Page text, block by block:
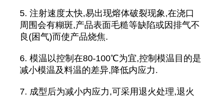
5. 注射速度太快,易出现熔体破裂现象,在浇口
周围会有糊斑,产品表面毛糙等缺陷或因排气不
良(困气)而使产品烧焦.
6. 模温以控制在80-100℃为宜,控制模温目的是
减小模温及料温的差异,降低内应力.
7. 成型后为减小内应力,可采用退火处理,退火